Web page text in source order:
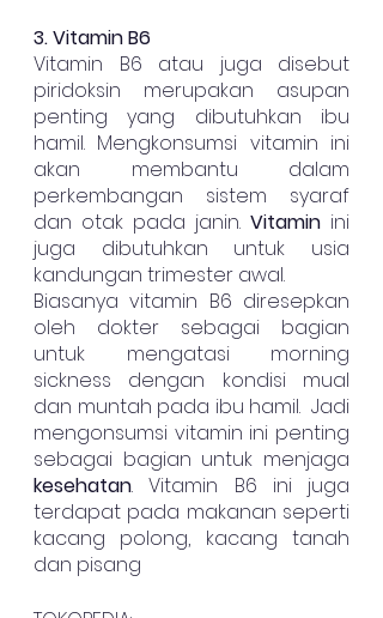
3. Vitamin B6
Vitamin B6 atau juga disebut
piridoksin merupakan asupan
penting yang dibutuhkan ibu
hamil. Mengkonsumsi vitamin ini
akan membantu dalam
perkembangan sistem syaraf
dan otak pada janin. Vitamin ini
juga dibutuhkan untuk usia
kandungan trimester awal.
Biasanya vitamin B6 diresepkan
oleh dokter sebagai bagian
untuk mengatasi morning
sickness dengan kondisi mual
dan muntah pada ibu hamil.  Jadi
mengonsumsi vitamin ini penting
kesehatan. Vitamin B6 ini juga
terdapat pada makanan seperti
kacang polong, kacang tanah
dan pisang